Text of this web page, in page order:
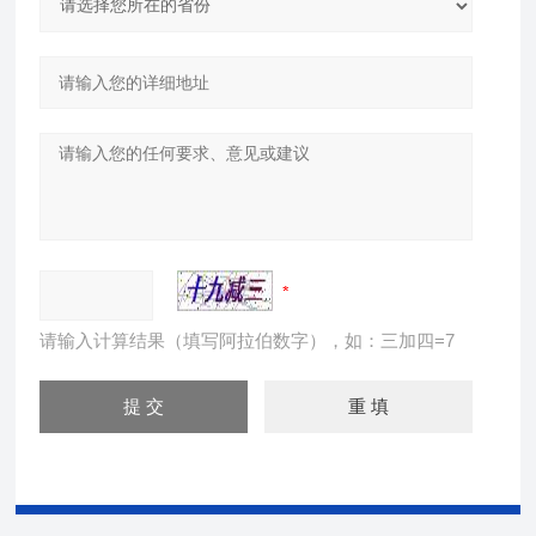
请输入计算结果（填写阿拉伯数字），如：三加四=7